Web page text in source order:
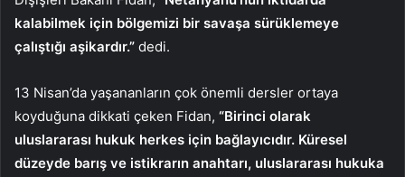
kalabilmek için bölgemizi bir savaşa sürüklemeye
çalıştığı aşikardır.” dedi.
13 Nisan’da yaşananların çok önemli dersler ortaya
koyduğuna dikkati çeken Fidan, “Birinci olarak
uluslararası hukuk herkes için bağlayıcıdır. Küresel
düzeyde barış ve istikrarın anahtarı, uluslararası hukuka